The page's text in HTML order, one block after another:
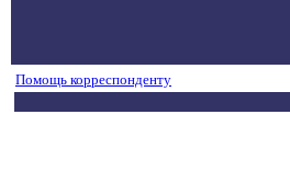
Помощь корреспонденту